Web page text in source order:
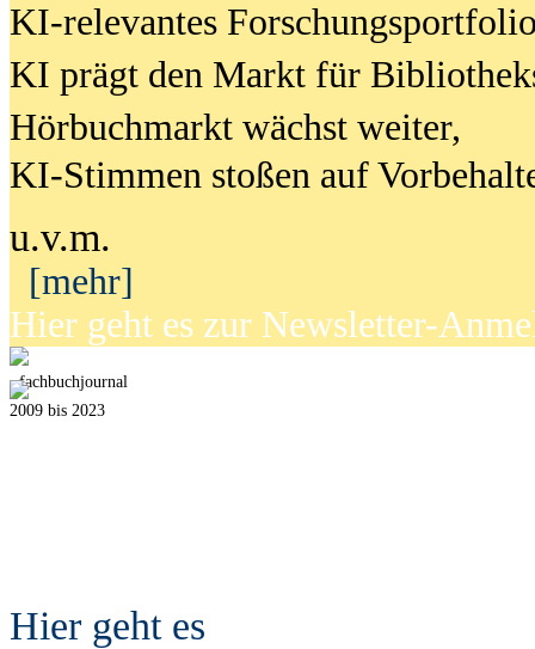
KI-relevantes
KI prägt den Markt für
Hörbuchmarkt wächst weiter,
KI-Stimmen stoßen auf
u.v.m.
[mehr]
Hier geht es zur Newsletter-
fachbuchjournal
2009 bis 2023
Hier geht es